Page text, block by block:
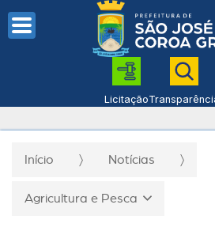
Licitação
Início Notícias
Agricultura e Pesca